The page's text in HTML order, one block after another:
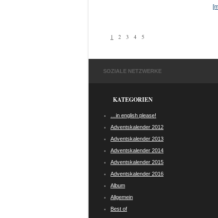
1 2 3 4 5
SOZIALE NETZWERKE
KATEGORIEN
…in english please!
Adventskalender 2012
Adventskalender 2013
Adventskalender 2014
Adventskalender 2015
Adventskalender 2016
Album
Allgemein
Best of